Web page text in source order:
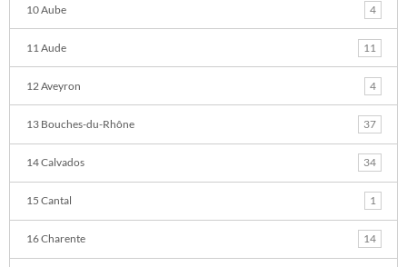
10 Aube 4
11 Aude 11
12 Aveyron 4
13 Bouches-du-Rhône 37
14 Calvados 34
15 Cantal 1
16 Charente 14